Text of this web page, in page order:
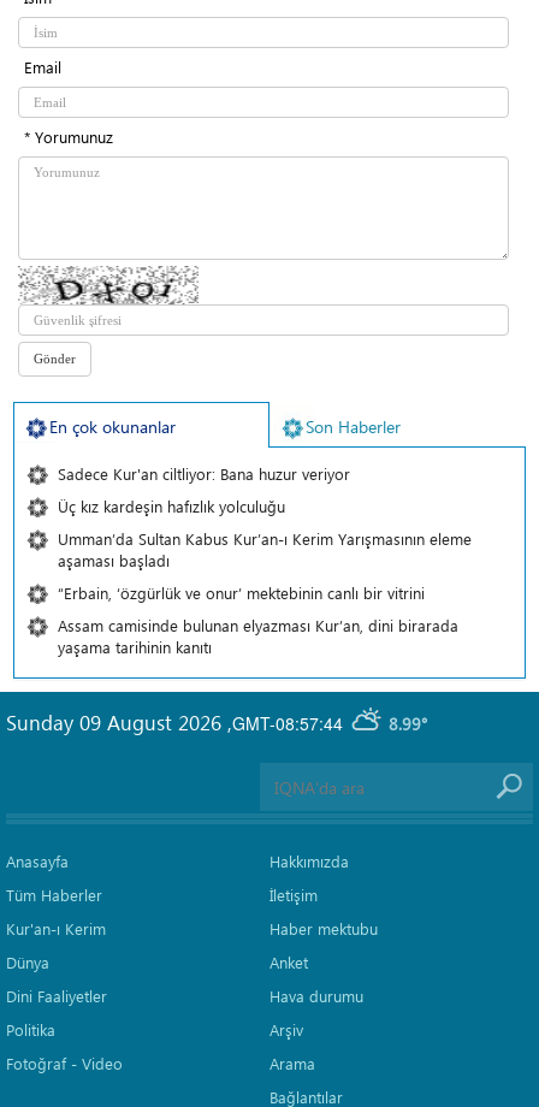
Email
* Yorumunuz
En çok okunanlar Son Haberler
Sadece Kur'an ciltliyor: Bana huzur veriyor
Üç kız kardeşin hafızlık yolculuğu
Umman’da Sultan Kabus Kur’an-ı Kerim Yarışmasının eleme
aşaması başladı
“Erbain, ‘özgürlük ve onur’ mektebinin canlı bir vitrini
Assam camisinde bulunan elyazması Kur’an, dini birarada
yaşama tarihinin kanıtı
GMT-08:57:44 8.99°
Sunday 09 August 2026 ,
Anasayfa
Tüm Haberler
Kur'an-ı Kerim
Dünya
Dini Faaliyetler
Politika
Fotoğraf - Video
Hakkımızda
İletişim
Haber mektubu
Anket
Hava durumu
Arşiv
Arama
Bağlantılar